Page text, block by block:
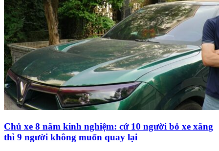
Chủ xe 8 năm kinh nghiệm: cứ 10 người bỏ xe xăng
thì 9 người không muốn quay lại